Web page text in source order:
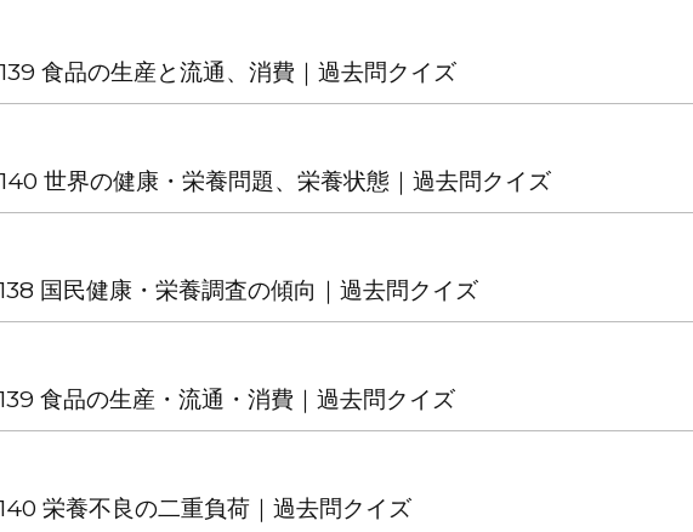
食品の生産と流通、消費｜過去問クイズ
世界の健康・栄養問題、栄養状態｜過去問クイズ
国民健康・栄養調査の傾向｜過去問クイズ
食品の生産・流通・消費｜過去問クイズ
栄養不良の二重負荷｜過去問クイズ